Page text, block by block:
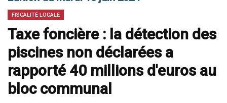
FISCALITÉ LOCALE
Taxe foncière : la détection des
piscines non déclarées a
rapporté 40 millions d'euros au
bloc communal